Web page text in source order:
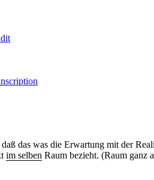
das was die Erwartung mit der
im selben Raum bezieht. (Raum ganz